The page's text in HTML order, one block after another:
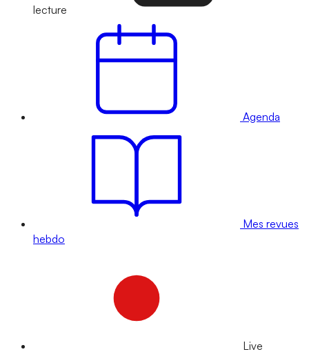
lecture
Agenda
Mes revues
hebdo
Live